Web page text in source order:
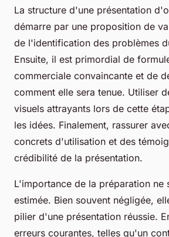
La structure d'une présentation
démarre par une proposition de
de l'identification des problèmes
Ensuite, il est primordial de
commerciale convaincante et de
comment elle sera tenue. Utiliser
visuels attrayants lors de cette
les idées. Finalement, rassurer
concrets d'utilisation et des
crédibilité de la présentation.
L'importance de la préparation ne
estimée. Bien souvent négligée,
pilier d'une présentation réussie.
erreurs courantes, telles qu'un